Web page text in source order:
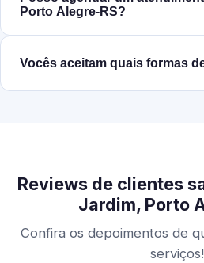
Porto Alegre‑RS?
Vocês aceitam quais formas
Reviews de clientes
Jardim, Porto
Confira os depoimentos de
serviços!